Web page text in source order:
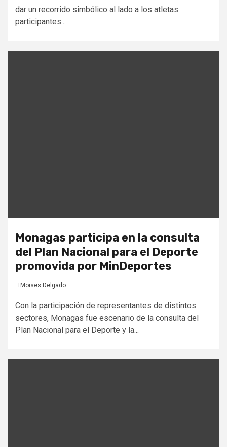
dar un recorrido simbólico al lado a los atletas
participantes...
Monagas participa en la consulta
del Plan Nacional para el Deporte
promovida por MinDeportes
Moises Delgado
Con la participación de representantes de distintos
sectores, Monagas fue escenario de la consulta del
Plan Nacional para el Deporte y la...